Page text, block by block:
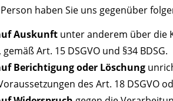
haben Sie uns gegenüber
Auskunft unter anderem über die
Art. 15 DSGVO und §34 BDSG.
Berichtigung oder Löschung
des Art. 18 DSGVO